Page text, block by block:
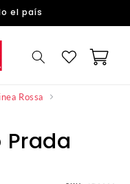
el país
Carrito
Rossa